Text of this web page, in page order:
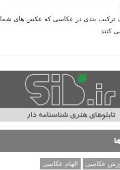
ترکیب بندی در عکاسی که عکس های شما
کنند
عکاسی
الهام عکاسی